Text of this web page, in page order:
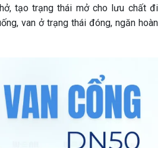
tạo trạng thái mở cho lưu chất đi
van ở trạng thái đóng, ngăn hoàn